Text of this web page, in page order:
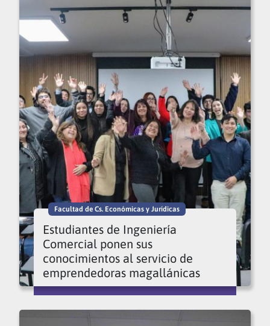
Facultad de Cs. Económicas y Jurídicas
Estudiantes de Ingeniería
Comercial ponen sus
conocimientos al servicio de
emprendedoras magallánicas